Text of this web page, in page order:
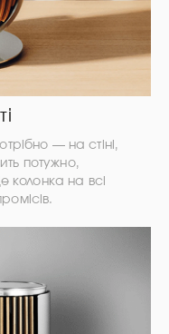
— на стіні,
потужно,
колонка на всі